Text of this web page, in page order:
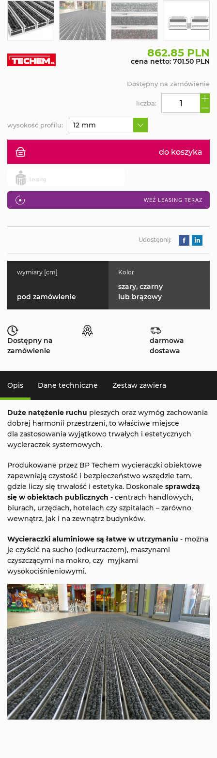
862.85 PLN
cena netto: 701.50 PLN
do koszyka
WEŹ LEASING TERAZ
liczba:
Dostępny na zamówienie
wysokość profilu: 12 mm
Udostępnij:
wymiary [cm]
pod zamówienie
Kolor
szary, czarny
lub brązowy
Dostępny na
zamówienie
darmowa
dostawa
Opis Dane techniczne Zestaw zawiera
Duże natężenie ruchu pieszych oraz wymóg zachowania
dobrej harmonii przestrzeni, to właściwe miejsce
dla zastosowania wyjątkowo trwałych i estetycznych
wycieraczek systemowych.
Produkowane przez BP Techem wycieraczki obiektowe
zapewniają czystość i bezpieczeństwo wszędzie tam,
gdzie liczy się trwałość i estetyka. Doskonale sprawdzą
się w obiektach publicznych - centrach handlowych,
biurach, urzędach, hotelach czy szpitalach – zarówno
wewnątrz, jak i na zewnątrz budynków.
Wycieraczki aluminiowe są łatwe w utrzymaniu - można
je czyścić na sucho (odkurzaczem), maszynami
czyszczącymi na mokro, czy myjkami
wysokociśnieniowymi.